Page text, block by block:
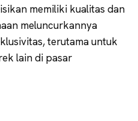
memiliki kualitas dan
meluncurkannya
terutama untuk
lain di pasar